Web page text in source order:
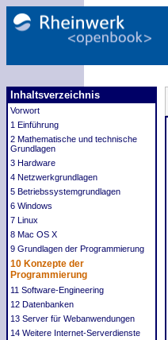
Inhaltsverzeichnis
Vorwort
1 Einführung
2 Mathematische und technische
Grundlagen
3 Hardware
4 Netzwerkgrundlagen
5 Betriebssystemgrundlagen
6 Windows
7 Linux
8 Mac OS X
9 Grundlagen der Programmierung
10 Konzepte der
Programmierung
11 Software-Engineering
12 Datenbanken
13 Server für Webanwendungen
14 Weitere Internet-Serverdienste